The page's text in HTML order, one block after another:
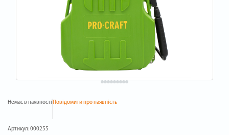
Немає в наявності Повідомити про наявність
Артикул:000255